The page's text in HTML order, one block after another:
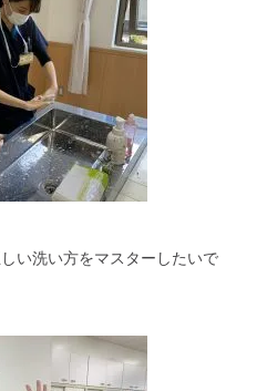
い洗い方をマスターしたいで